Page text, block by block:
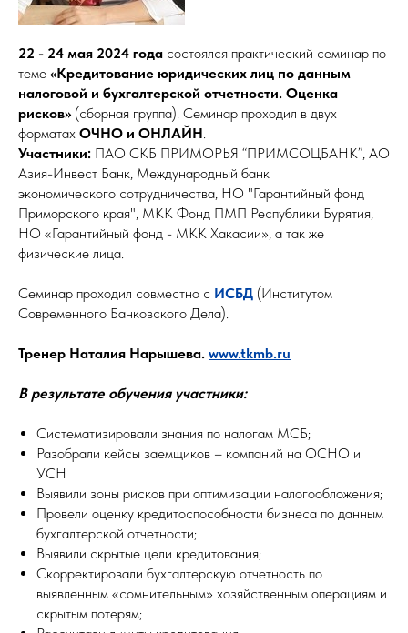
22 - 24 мая 2024 года состоялся практический семинар по
теме «Кредитование юридических лиц по данным
налоговой и бухгалтерской отчетности. Оценка
рисков» (сборная группа). Семинар проходил в двух
форматах ОЧНО и ОНЛАЙН.
Участники: ПАО СКБ ПРИМОРЬЯ “ПРИМСОЦБАНК”, АО
Азия-Инвест Банк, Международный банк
экономического сотрудничества, НО "Гарантийный фонд
Приморского края", МКК Фонд ПМП Республики Бурятия,
НО «Гарантийный фонд - МКК Хакасии», а так же
физические лица.
Семинар проходил совместно с ИСБД (Институтом
Современного Банковского Дела).
Тренер Наталия Нарышева. www.tkmb.ru
В результате обучения участники:
Систематизировали знания по налогам МСБ;
Разобрали кейсы заемщиков – компаний на ОСНО и
УСН
Выявили зоны рисков при оптимизации налогообложения;
Провели оценку кредитоспособности бизнеса по данным
бухгалтерской отчетности;
Выявили скрытые цели кредитования;
Скорректировали бухгалтерскую отчетность по
выявленным «сомнительным» хозяйственным операциям и
скрытым потерям;